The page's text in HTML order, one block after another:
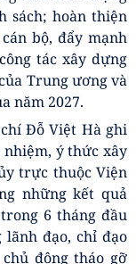
Bí thư Đảng bộ,
tại Hội nghị